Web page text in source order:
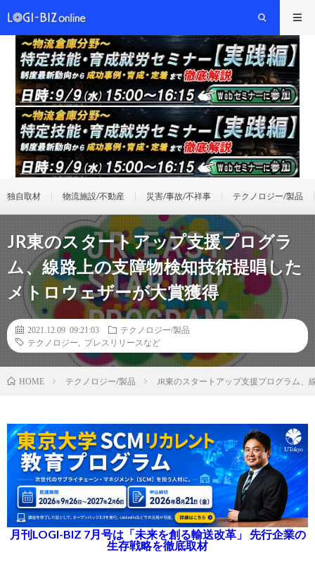
独自取材 物流施設/不動産 災害/事故/不祥事 テクノロジー/製品
JR東のスタートアップ支援プログラ
ム、線路上の支障物検知技術提唱した
メトロウェザーが大賞獲得
2021.12.09 09:21:03
テクノロジー/製品
テクノロジー
プレスリリースなど
HOME テクノロジー/製品 JR東のスタートアップ支援プログラム
月刊LOGI-BIZ 7月号は「未来を創る輸送改革」 先行企業の
生存戦略を徹底取材